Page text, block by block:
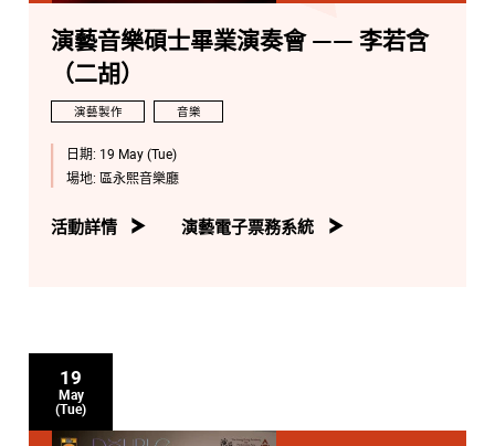
演藝音樂碩士畢業演奏會 —— 李若含
（二胡）
演藝製作 音樂
日期: 19 May (Tue)
場地: 區永熙音樂廳
活動詳情 演藝電子票務系統
19
May
(Tue)